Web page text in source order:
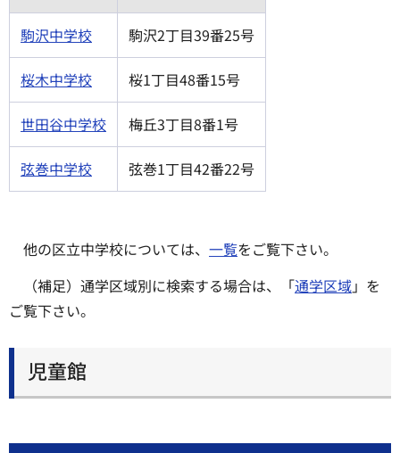
駒沢中学校 駒沢2丁目39番25号
桜木中学校 桜1丁目48番15号
世田谷中学校 梅丘3丁目8番1号
弦巻中学校 弦巻1丁目42番22号
他の区立中学校については、 一覧をご覧下さい。
（補足）通学区域別に検索する場合は、「通学区域」を
ご覧下さい。
児童館